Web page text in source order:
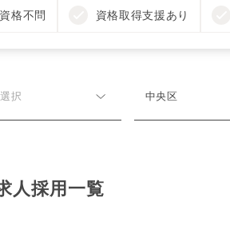
資格不問 資格取得支援あり
択 中央区
人採用一覧